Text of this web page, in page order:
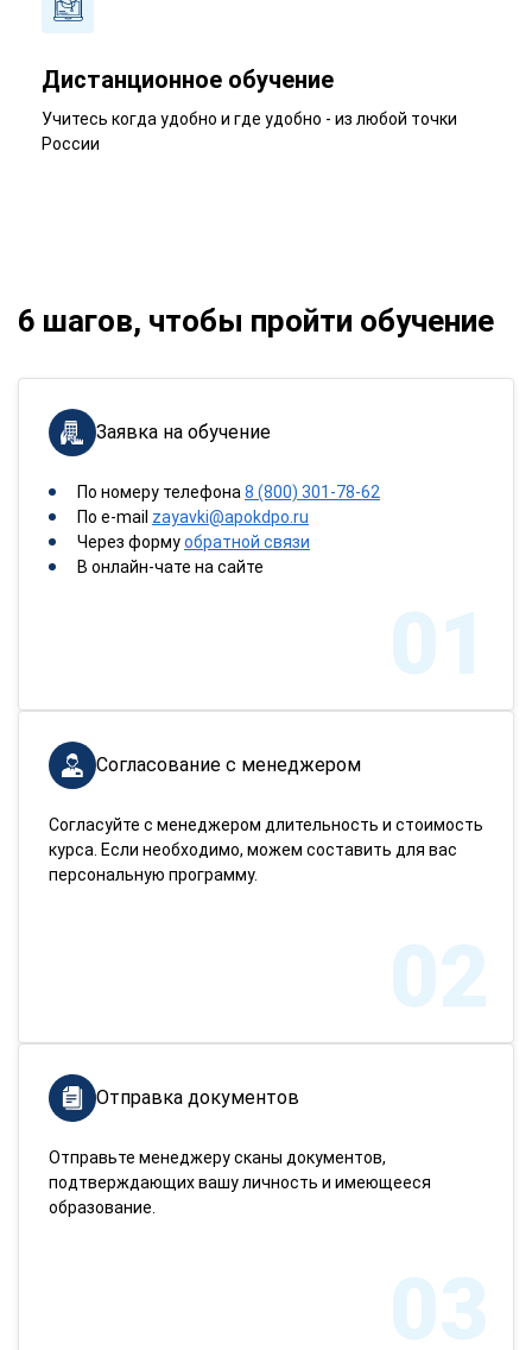
Дистанционное обучение
Учитесь когда удобно и где удобно - из любой точки
России
6 шагов, чтобы пройти обучение
Заявка на обучение
По номеру телефона 8 (800) 301-78-62
По e-mail zayavki@apokdpo.ru
Через формуобратной связи
В онлайн-чате на сайте
01
Согласование с менеджером
Согласуйте с менеджером длительность и стоимость
курса. Если необходимо, можем составить для вас
персональную программу.
02
Отправка документов
Отправьте менеджеру сканы документов,
подтверждающих вашу личность и имеющееся
образование.
03